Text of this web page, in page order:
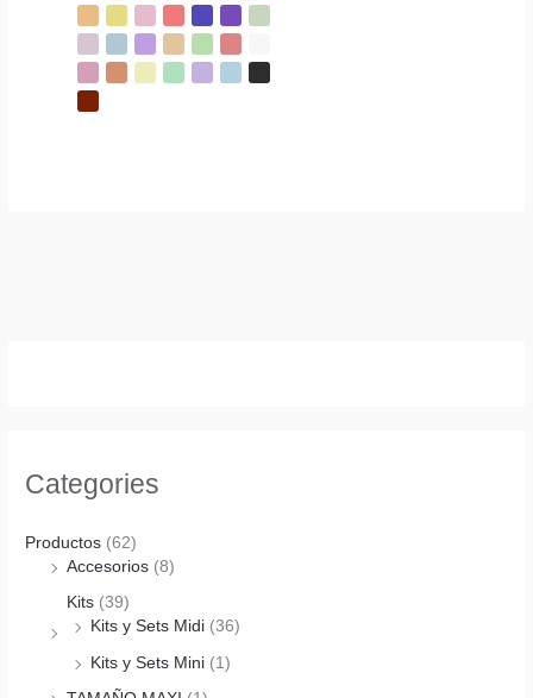
Categories
Productos (62)
Accesorios (8)
Kits (39)
Kits y Sets Midi (36)
Kits y Sets Mini (1)